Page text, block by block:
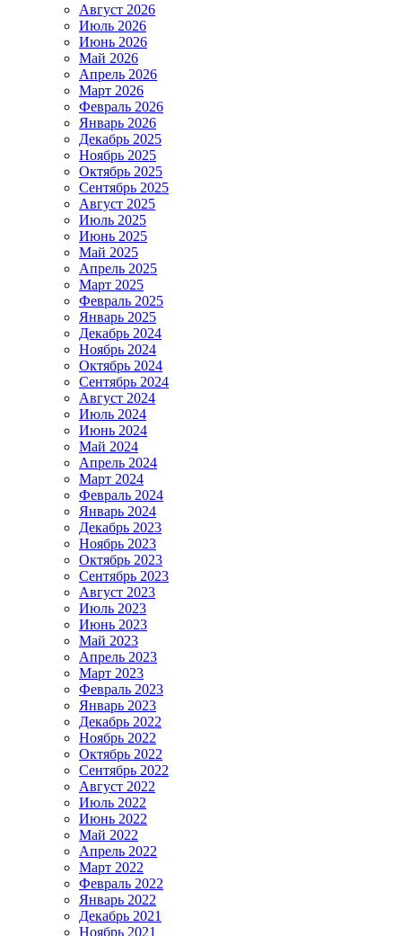
Август 2026
Июль 2026
Июнь 2026
Май 2026
Апрель 2026
Март 2026
Февраль 2026
Январь 2026
Декабрь 2025
Ноябрь 2025
Октябрь 2025
Сентябрь 2025
Август 2025
Июль 2025
Июнь 2025
Май 2025
Апрель 2025
Март 2025
Февраль 2025
Январь 2025
Декабрь 2024
Ноябрь 2024
Октябрь 2024
Сентябрь 2024
Август 2024
Июль 2024
Июнь 2024
Май 2024
Апрель 2024
Март 2024
Февраль 2024
Январь 2024
Декабрь 2023
Ноябрь 2023
Октябрь 2023
Сентябрь 2023
Август 2023
Июль 2023
Июнь 2023
Май 2023
Апрель 2023
Март 2023
Февраль 2023
Январь 2023
Декабрь 2022
Ноябрь 2022
Октябрь 2022
Сентябрь 2022
Август 2022
Июль 2022
Июнь 2022
Май 2022
Апрель 2022
Март 2022
Февраль 2022
Январь 2022
Декабрь 2021
Ноябрь 2021